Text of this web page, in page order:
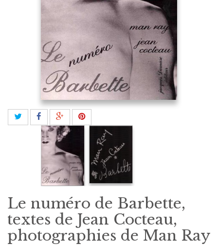
Le numéro de Barbette,
textes de Jean Cocteau,
photographies de Man Ray